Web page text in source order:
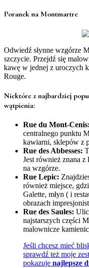
Poranek na Montmartre
Odwiedź słynne wzgórze
szczycie. Przejdź się
kawę w jednej z uroczych
Rouge.
Niektóre z najbardziej
wątpienia:
Rue du Mont-Cenis:
centralnego punktu
kawiarni, sklepów z
Rue des Abbesses:
Jest również znana
na wzgórze.
Rue Lepic:
również miejsce,
Galette, młyn ( i
obrazach
Rue des Saules:
najstarszych części
malownicze
Jeśli chcesz mieć
sprawdź też moje
pokazuje najlepsze